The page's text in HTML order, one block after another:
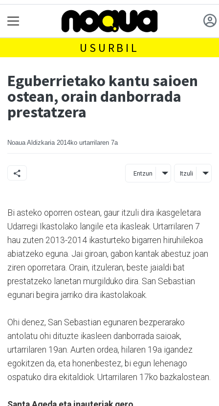
USURBIL
Eguberrietako kantu saioen
ostean, orain danborrada
prestatzera
Noaua Aldizkaria 2014ko urtarrilaren 7a
Entzun Itzuli
Bi asteko oporren ostean, gaur itzuli dira ikasgeletara
Udarregi Ikastolako langile eta ikasleak. Urtarrilaren 7
hau zuten 2013-2014 ikasturteko bigarren hiruhilekoa
abiatzeko eguna. Jai giroan, gabon kantak abestuz joan
ziren oporretara. Orain, itzuleran, beste jaialdi bat
prestatzeko lanetan murgilduko dira. San Sebastian
egunari begira jarriko dira ikastolakoak.
Ohi denez, San Sebastian egunaren bezperarako
antolatu ohi dituzte ikasleen danborrada saioak,
urtarrilaren 19an. Aurten ordea, hilaren 19a igandez
egokitzen da, eta honenbestez, bi egun lehenago
ospatuko dira ekitaldiok. Urtarrilaren 17ko bazkalostean.